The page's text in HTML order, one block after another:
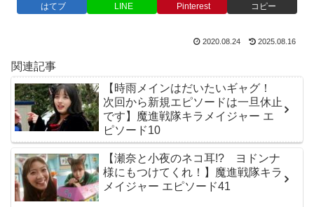
はてブ LINE Pinterest コピー
2020.08.24 2025.08.16
関連記事
【時雨メインはだいたいギャグ！
次回から新規エピソードは一旦休止
です】魔進戦隊キラメイジャー エ
ピソード10
【瀬奈と小夜のネコ耳!? ヨドンナ
様にもつけてくれ！】魔進戦隊キラ
メイジャー エピソード41